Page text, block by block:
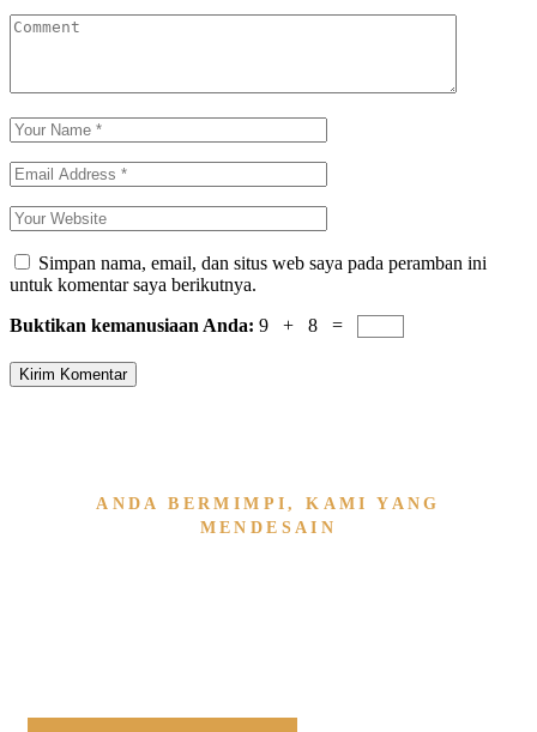
Simpan nama, email, dan situs web saya pada peramban ini
untuk komentar saya berikutnya.
Buktikan kemanusiaan Anda: 9 + 8 =
Kirim Komentar
ANDA BERMIMPI, KAMI YANG
MENDESAIN